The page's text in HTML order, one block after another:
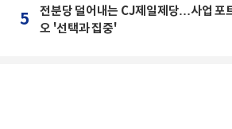
5
전분당 덜어내는 CJ제일제당…사업 포
오 '선택과 집중'